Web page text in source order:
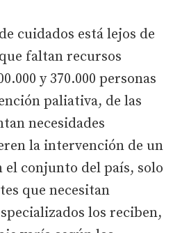
cuidados está lejos de
faltan recursos
y 370.000 personas
paliativa, de las
necesidades
la intervención de un
el conjunto del país, solo
que necesitan
los reciben,